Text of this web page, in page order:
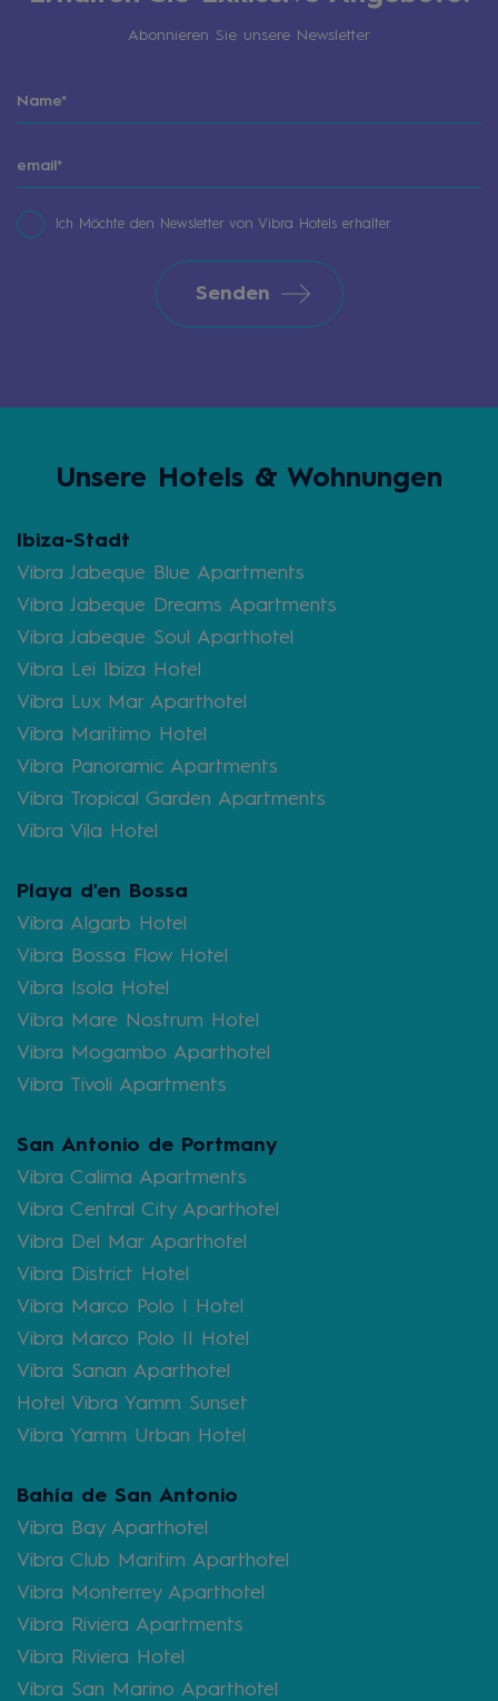
Abonnieren Sie unsere Newsletter
Ich Möchte den Newsletter von Vibra Hotels erhalter
Senden
Unsere Hotels & Wohnungen
Ibiza-Stadt
Vibra Jabeque Blue Apartments
Vibra Jabeque Dreams Apartments
Vibra Jabeque Soul Aparthotel
Vibra Lei Ibiza Hotel
Vibra Lux Mar Aparthotel
Vibra Maritimo Hotel
Vibra Panoramic Apartments
Vibra Tropical Garden Apartments
Vibra Vila Hotel
Playa d'en Bossa
Vibra Algarb Hotel
Vibra Bossa Flow Hotel
Vibra Isola Hotel
Vibra Mare Nostrum Hotel
Vibra Mogambo Aparthotel
Vibra Tivoli Apartments
San Antonio de Portmany
Vibra Calima Apartments
Vibra Central City Aparthotel
Vibra Del Mar Aparthotel
Vibra District Hotel
Vibra Marco Polo I Hotel
Vibra Marco Polo II Hotel
Vibra Sanan Aparthotel
Hotel Vibra Yamm Sunset
Vibra Yamm Urban Hotel
Bahía de San Antonio
Vibra Bay Aparthotel
Vibra Club Maritim Aparthotel
Vibra Monterrey Aparthotel
Vibra Riviera Apartments
Vibra Riviera Hotel
Vibra San Marino Aparthotel